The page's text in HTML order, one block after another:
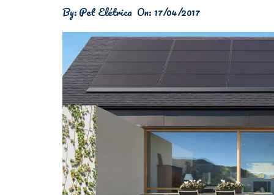
Meio Ambiente
Saúde
Tecnologia
By:Pet Elétrica On: 17/04/2017